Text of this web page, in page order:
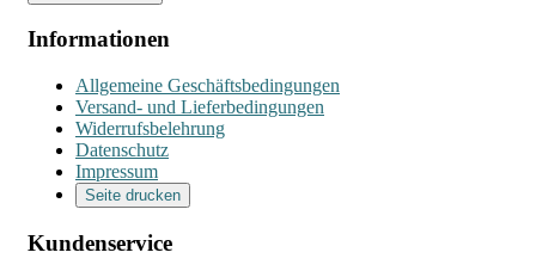
Informationen
Allgemeine Geschäftsbedingungen
Versand- und Lieferbedingungen
Widerrufsbelehrung
Datenschutz
Impressum
Seite drucken
Kundenservice